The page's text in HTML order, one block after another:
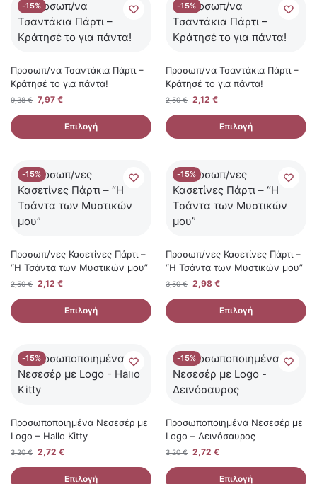
-15%
Προσωπ/να Τσαντάκια Πάρτι –
Κράτησέ το για πάντα!
9,38€ 7,97 €
Επιλογή
-15%
Προσωπ/να Τσαντάκια Πάρτι –
Κράτησέ το για πάντα!
2,50€ 2,12 €
Επιλογή
-15%
Προσωπ/νες Κασετίνες Πάρτι –
“Η Τσάντα των Μυστικών μου”
2,50€ 2,12 €
Επιλογή
-15%
Προσωπ/νες Κασετίνες Πάρτι –
“Η Τσάντα των Μυστικών μου”
3,50€ 2,98 €
Επιλογή
-15%
Προσωποποιημένα Νεσεσέρ με
Logo – Hallo Kitty
3,20€ 2,72 €
Επιλογή
-15%
Προσωποποιημένα Νεσεσέρ με
Logo – Δεινόσαυρος
3,20€ 2,72 €
Επιλογή